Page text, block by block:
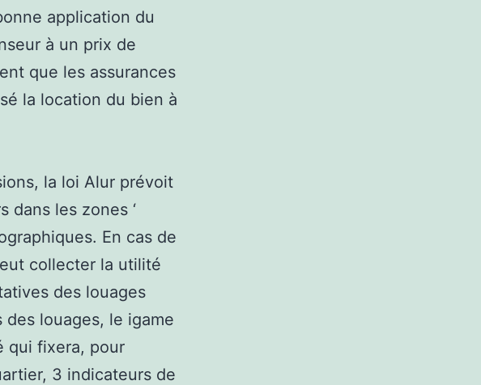
application du
à un prix de
que les assurances
la location du bien à
la loi Alur prévoit
dans les zones ‘
En cas de
collecter la utilité
des louages
louages, le igame
qui fixera, pour
3 indicateurs de